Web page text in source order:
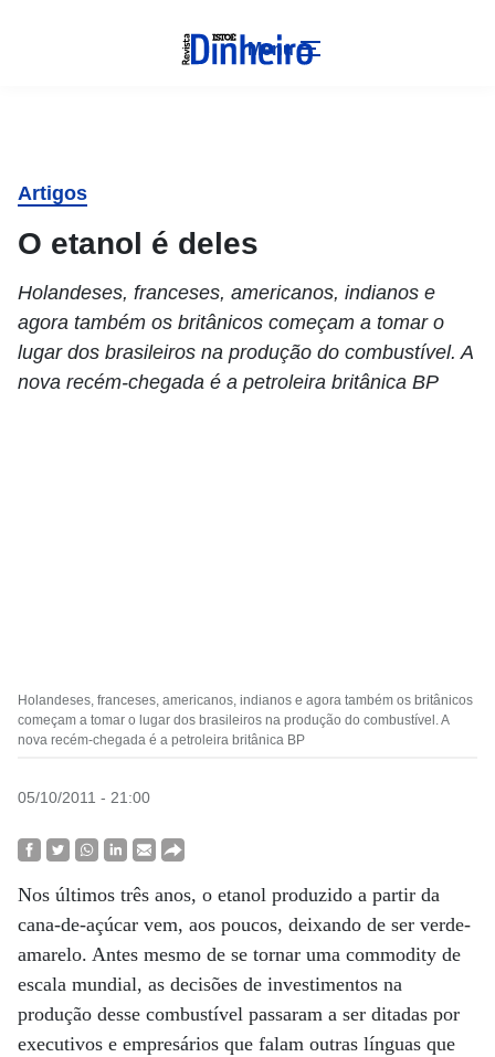
Menu
Artigos
O etanol é deles
Holandeses, franceses, americanos, indianos e
agora também os britânicos começam a tomar o
lugar dos brasileiros na produção do combustível. A
nova recém-chegada é a petroleira britânica BP
Holandeses, franceses, americanos, indianos e agora também os britânicos
começam a tomar o lugar dos brasileiros na produção do combustível. A
nova recém-chegada é a petroleira britânica BP
05/10/2011 - 21:00
Nos últimos três anos, o etanol produzido a partir da
cana-de-açúcar vem, aos poucos, deixando de ser verde-
amarelo. Antes mesmo de se tornar uma commodity de
escala mundial, as decisões de investimentos na
produção desse combustível passaram a ser ditadas por
executivos e empresários que falam outras línguas que